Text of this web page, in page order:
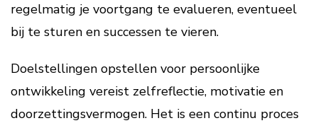
regelmatig je voortgang te evalueren, eventueel
bij te sturen en successen te vieren.
Doelstellingen opstellen voor persoonlijke
ontwikkeling vereist zelfreflectie, motivatie en
doorzettingsvermogen. Het is een continu proces